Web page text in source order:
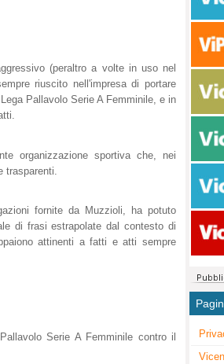
(peraltro a volte in uso nel
riuscito nell'impresa di portare
Pallavolo Serie A Femminile, e in
organizzazione sportiva che, nei
fornite da Muzzioli, ha potuto
di frasi estrapolate dal contesto di
attinenti a fatti e atti sempre
Serie A Femminile contro il
fatto
dei